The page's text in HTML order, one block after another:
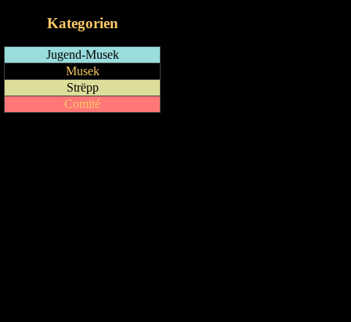
Kategorien
Jugend-Musek
Musek
Strëpp
Comité